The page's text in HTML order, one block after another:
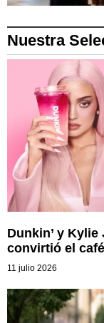
Nuestra
Dunkin’ y
convirtió el
11 julio 2026